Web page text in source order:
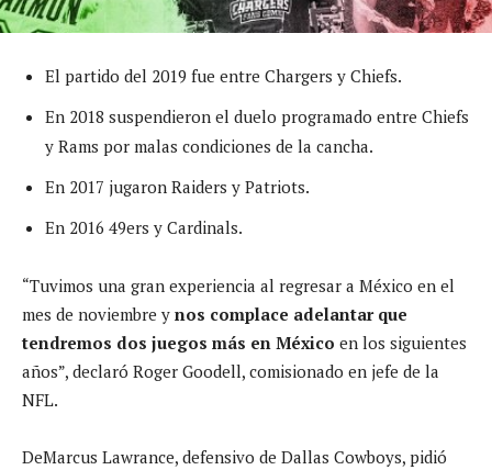
El partido del 2019 fue entre Chargers y Chiefs.
En 2018 suspendieron el duelo programado entre Chiefs
y Rams por malas condiciones de la cancha.
En 2017 jugaron Raiders y Patriots.
En 2016 49ers y Cardinals.
“Tuvimos una gran experiencia al regresar a México en el
mes de noviembre y nos complace adelantar que
tendremos dos juegos más en México en los siguientes
años”, declaró Roger Goodell, comisionado en jefe de la
NFL.
DeMarcus Lawrance, defensivo de Dallas Cowboys, pidió